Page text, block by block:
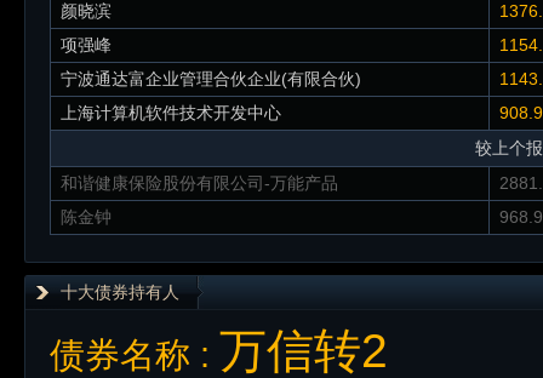
颜晓滨
项强峰
宁波通达富企业管理合伙企业(有限合伙)
上海计算机软件技术开发中心
较上个
和谐健康保险股份有限公司-万能产品
陈金钟
十大债券持有人
债券名称 : 万信转2